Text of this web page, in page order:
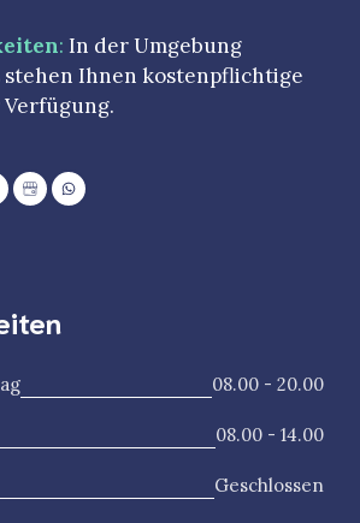
: In der Umgebung
stehen Ihnen kostenpflichtige
08.00 - 20.00
08.00 - 14.00
Geschlossen